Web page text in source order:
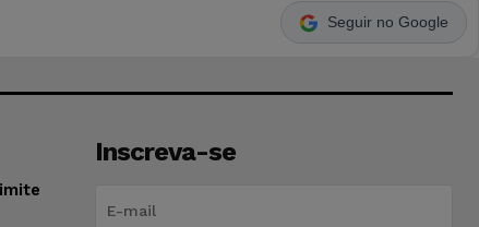
Seguir no Google
Inscreva-se